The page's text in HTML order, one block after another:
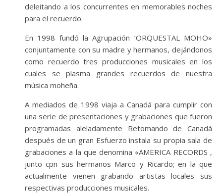
deleitando a los concurrentes en memorables noches
para el recuerdo.
En 1998 fundó la Agrupación ‘ORQUESTAL MOHO»
conjuntamente con su madre y hermanos, dejándonos
como recuerdo tres producciones musicales en los
cuales se plasma grandes recuerdos de nuestra
música moheña.
A mediados de 1998 viaja a Canadá para cumplir con
una serie de presentaciones y grabaciones que fueron
programadas aleladamente Retomando de Canadá
después de un gran Esfuerzo instala su propia sala de
grabaciones a la que denomina «AMERICA RECORDS ,
junto cpn sus hermanos Marco y Ricardo; en la que
actualmente vienen grabando artistas locales sus
respectivas producciones musicales.